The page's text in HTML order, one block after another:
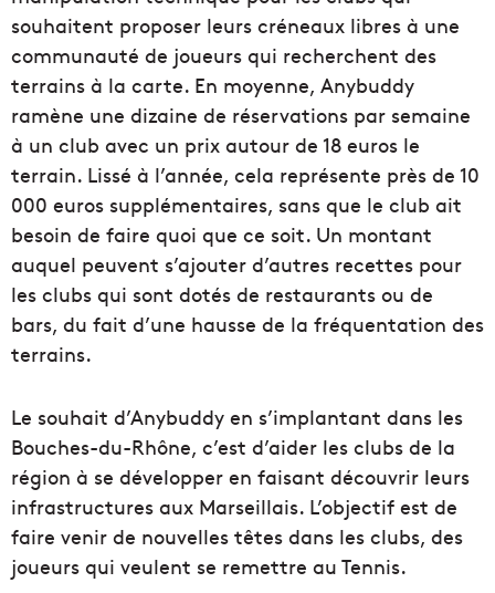
souhaitent proposer leurs créneaux libres à une
communauté de joueurs qui recherchent des
terrains à la carte. En moyenne, Anybuddy
ramène une dizaine de réservations par semaine
à un club avec un prix autour de 18 euros le
terrain. Lissé à l’année, cela représente près de 10
000 euros supplémentaires, sans que le club ait
besoin de faire quoi que ce soit. Un montant
auquel peuvent s’ajouter d’autres recettes pour
les clubs qui sont dotés de restaurants ou de
bars, du fait d’une hausse de la fréquentation des
terrains.
Le souhait d’Anybuddy en s’implantant dans les
Bouches-du-Rhône, c’est d’aider les clubs de la
région à se développer en faisant découvrir leurs
infrastructures aux Marseillais. L’objectif est de
faire venir de nouvelles têtes dans les clubs, des
joueurs qui veulent se remettre au Tennis.